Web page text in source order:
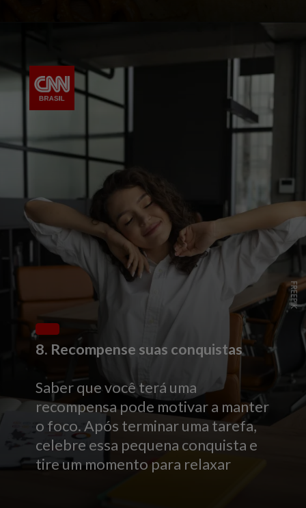
FREEPIK
8. Recompense suas conquistas
Saber que você terá uma
recompensa pode motivar a manter
o foco. Após terminar uma tarefa,
celebre essa pequena conquista e
tire um momento para relaxar